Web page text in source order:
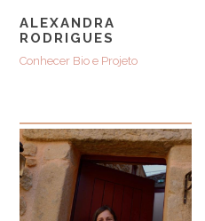
ALEXANDRA
RODRIGUES
Conhecer Bio e Projeto